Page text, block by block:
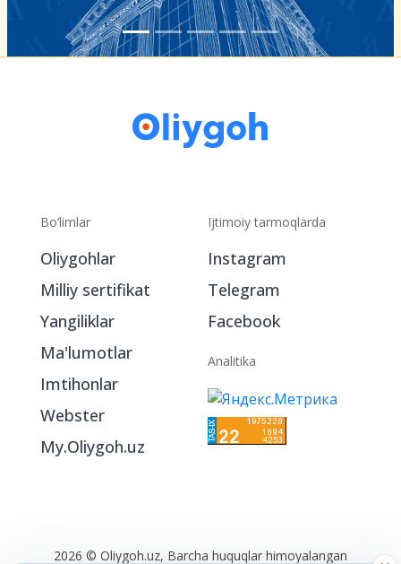
Bo‘limlar
Oliygohlar
Milliy sertifikat
Yangiliklar
Ma'lumotlar
Imtihonlar
Webster
My.Oliygoh.uz
Ijtimoiy tarmoqlarda
Instagram
Telegram
Facebook
Analitika
2026 © Oliygoh.uz, Barcha huquqlar himoyalangan